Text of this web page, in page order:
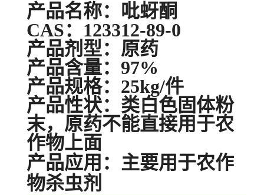
产品名称：吡蚜酮
CAS：123312-89-0
产品剂型：原药
产品含量：97%
产品规格：25kg/件
产品性状：类白色固体粉
末，原药不能直接用于农
作物上面
产品应用：主要用于农作
物杀虫剂